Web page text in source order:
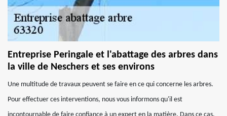
Entreprise Peringale et l'abattage des arbres dans
la ville de Neschers et ses environs
Une multitude de travaux peuvent se faire en ce qui concerne les arbres.
Pour effectuer ces interventions, nous vous informons qu'il est